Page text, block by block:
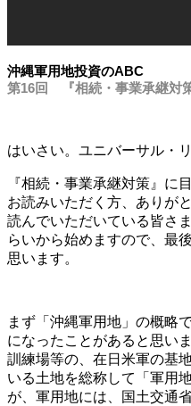
沖縄軍用地投資のABC
第16回 『相続・事業承継対
はいさい。ユニバーサル・
『相続・事業承継対策』に
お読みいただく方、ありが
読んでいただいている皆さ
らいから始めますので、最
思います。
まず「沖縄軍用地」の概略
になったことがあると思い
訓練場等の、在日米軍の基
いる土地を総称して「軍用
が、軍用地には、国土交通